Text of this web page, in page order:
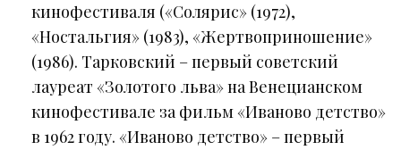
кинофестиваля («Солярис» (1972),
«Ностальгия» (1983), «Жертвоприношение»
(1986). Тарковский – первый советский
лауреат «Золотого льва» на Венецианском
кинофестивале за фильм «Иваново детство»
в 1962 году. «Иваново детство» – первый